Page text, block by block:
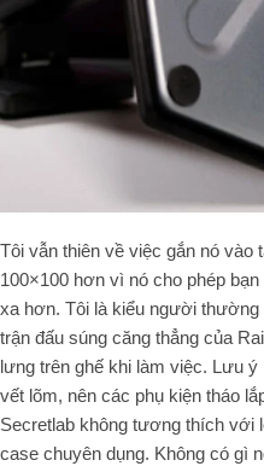
Tôi vẫn thiên về việc gắn nó vào
100×100 hơn vì nó cho phép
xa hơn. Tôi là kiểu người
trận đấu súng căng thẳng của
lưng trên ghế khi làm việc. Lưu
vết lõm, nên các phụ kiện tháo
Secretlab không tương thích với
case chuyên dụng. Không có gì